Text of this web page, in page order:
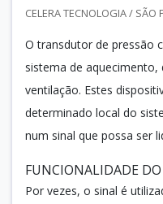
CELERA TECNOLOGIA / SÃO
O transdutor de pressão
sistema de
ventilação. Estes
determinado local do
num sinal que possa ser
FUNCIONALIDADE
Por vezes, o sinal é